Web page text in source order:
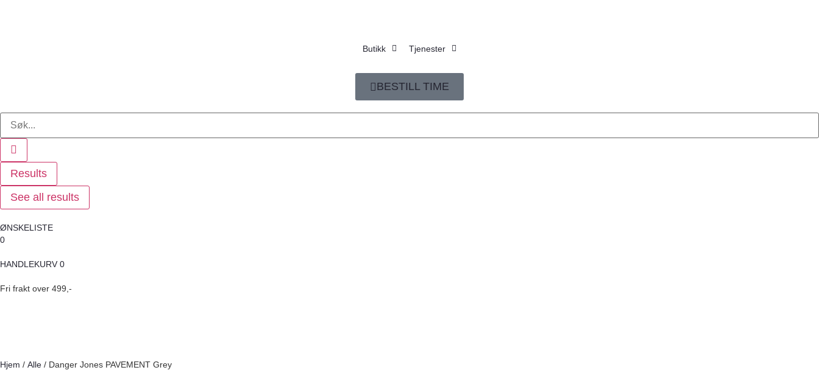
Butikk Tjenester
BESTILL TIME
Results
See all results
ØNSKELISTE
0
HANDLEKURV 0
Fri frakt over 499,-
Hjem / Alle / Danger Jones PAVEMENT Grey